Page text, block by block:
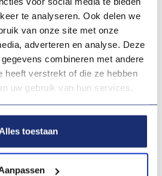
te analyseren. Ook delen we
van onze site met onze
adverteren en analyse. Deze
combineren met andere
heeft verstrekt of die ze hebben
uw gebruik van hun services.
Alles toestaan
interessant voor jou